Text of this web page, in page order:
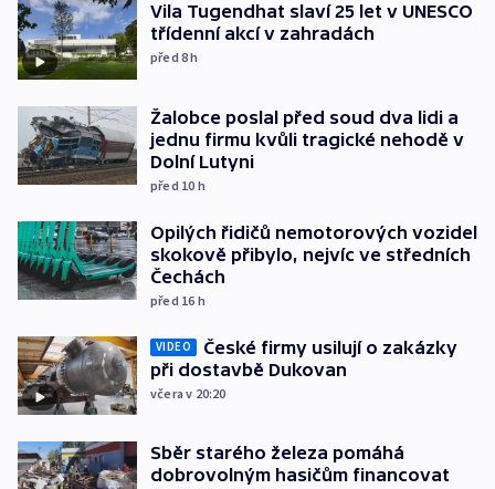
Vila Tugendhat slaví 25 let v UNESCO
třídenní akcí v zahradách
před 8h
Žalobce poslal před soud dva lidi a
jednu firmu kvůli tragické nehodě v
Dolní Lutyni
před 10 h
Opilých řidičů nemotorových vozidel
skokově přibylo, nejvíc ve středních
Čechách
před 16 h
VIDEO
České firmy usilují o zakázky
při dostavbě Dukovan
včera v 20:20
Sběr starého železa pomáhá
dobrovolným hasičům financovat